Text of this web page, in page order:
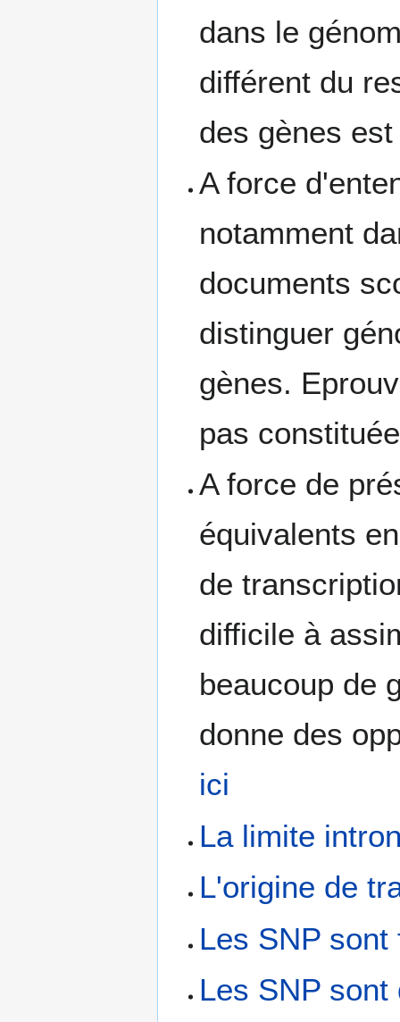
dans le
différent du
des gènes
A force
notamment
documents
distinguer
gènes.
pas
A force de
équivalents
de
difficile à
beaucoup de
donne des
ici
La limite
L'origine de
Les SNP
Les SNP